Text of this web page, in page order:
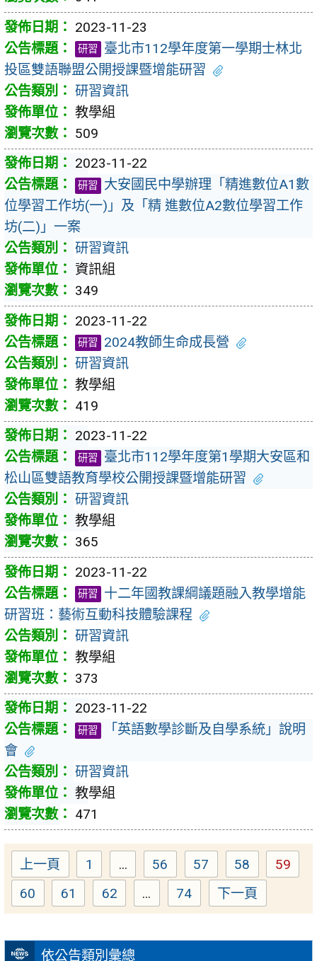
依公告類別彙總
2023-11-23
研習
臺北市112學年度第一學期士林北
投區雙語聯盟公開授課暨增能研習
研習資訊
教學組
509
2023-11-22
研習
大安國民中學辦理「精進數位A1數
位學習工作坊(一)」及「精 進數位A2數位學習工作
坊(二)」一案
研習資訊
資訊組
349
2023-11-22
研習
2024教師生命成長營
研習資訊
教學組
419
2023-11-22
研習
臺北市112學年度第1學期大安區和
松山區雙語教育學校公開授課暨增能研習
研習資訊
教學組
365
2023-11-22
研習
十二年國教課綱議題融入教學增能
研習班：藝術互動科技體驗課程
研習資訊
教學組
373
2023-11-22
研習
「英語數學診斷及自學系統」說明
會
研習資訊
教學組
471
上一頁 Page
1 ... Page
56 Page
57 Page
58 Page
59
Page
60 Page
61 Page
62 ... Page
74 下一頁